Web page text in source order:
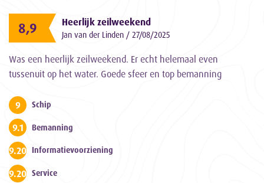
8,9 Heerlijk zeilweekend
Jan van der Linden / 27/08/2025
Was een heerlijk zeilweekend. Er echt helemaal even
tussenuit op het water. Goede sfeer en top bemanning
9 Schip
9.1 Bemanning
9.200000000000001
Informatievoorziening
9.200000000000001
Service